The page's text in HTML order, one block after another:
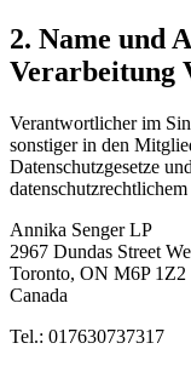
2. Name und
Verarbeitung
Verantwortlicher im
sonstiger in den
Datenschutzgesetze
Annika Senger LP
2967 Dundas Street
Toronto, ON M6P 1Z2
Canada
Tel.: 017630737317